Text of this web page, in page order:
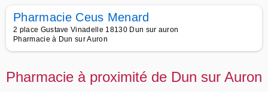
Pharmacie Ceus Menard
2 place Gustave Vinadelle 18130 Dun sur auron
Pharmacie à Dun sur Auron
Pharmacie à proximité de Dun sur Auron